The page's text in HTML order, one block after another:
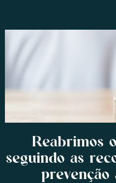
Reabrimos
seguindo as
prevenção